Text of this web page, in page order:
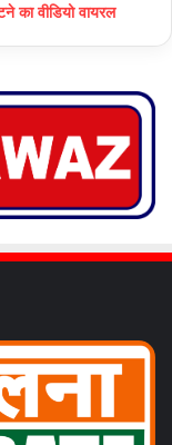
का वीडियो वायरल